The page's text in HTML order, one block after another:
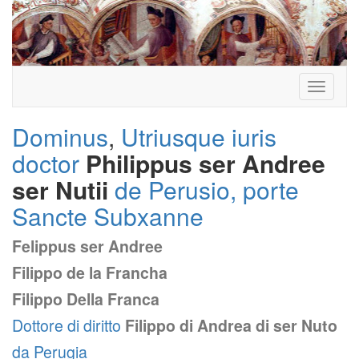
Toggle
Dominus, Utriusque iuris
doctor Philippus ser Andree
ser Nutii de Perusio, porte
Sancte Subxanne
Felippus ser Andree
Filippo de la Francha
Filippo Della Franca
Dottore di diritto Filippo di Andrea di ser Nuto
da Perugia